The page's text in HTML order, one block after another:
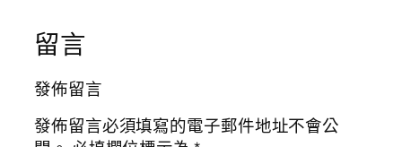
留言
發佈留言
發佈留言必須填寫的電子郵件地址不會公